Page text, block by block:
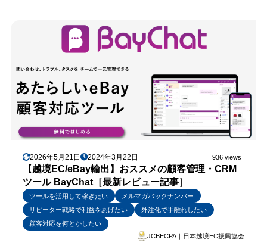
2026年5月21日 2024年3月22日 936 views
【越境EC/eBay輸出】おススメの顧客管理・CRM
ツール BayChat［最新レビュー記事］
ツールを活用して稼ぎたい
メルマガバックナンバー
リピーター戦略で利益をあげたい
外注化で手離れしたい
顧客対応を何とかしたい
JCBECPA｜日本越境EC振興協会